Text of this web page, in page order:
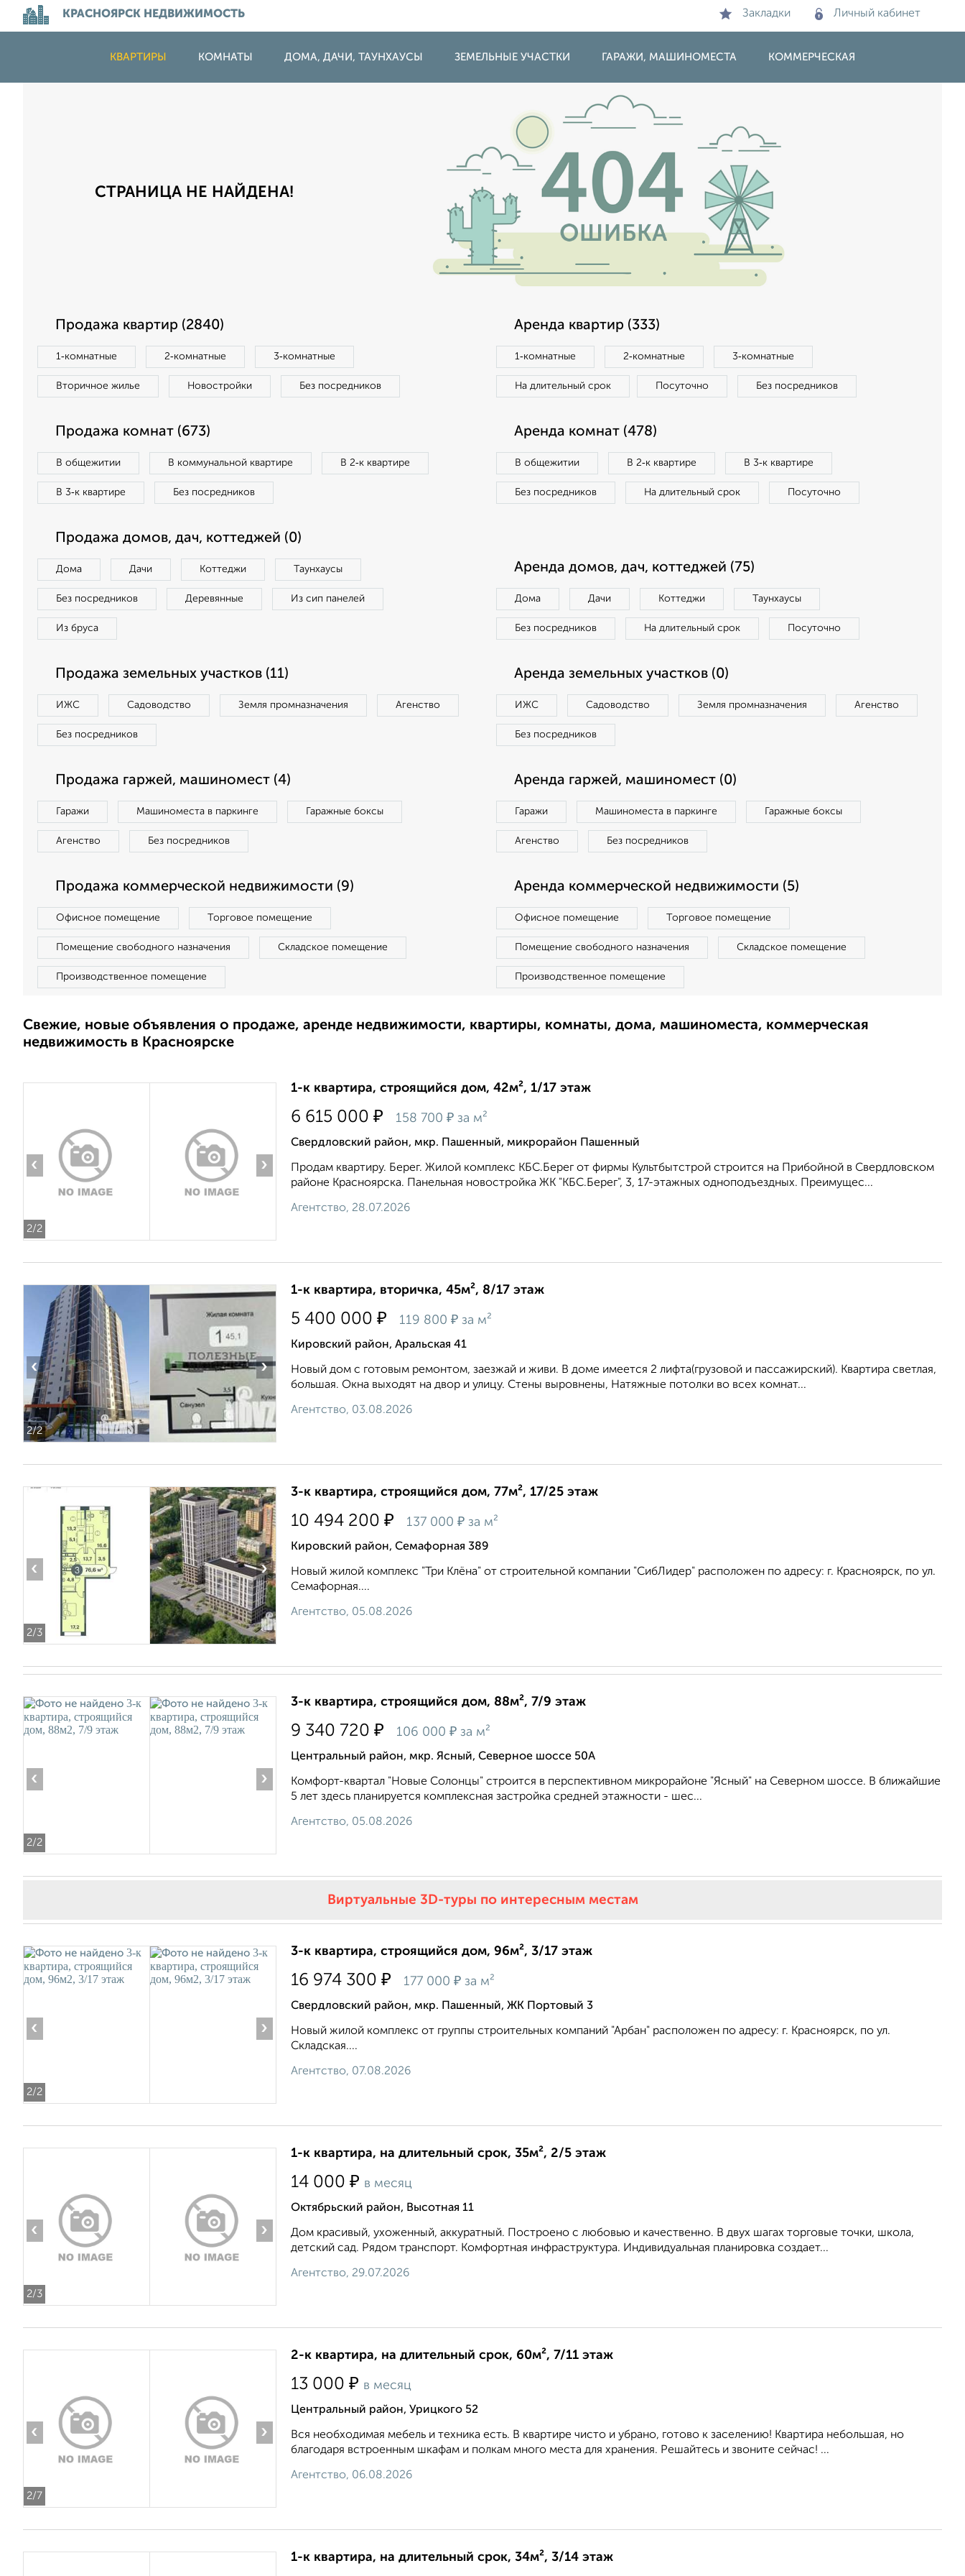
КРАСНОЯРСК НЕДВИЖИМОСТЬ Закладки Личный кабинет
КВАРТИРЫ КОМНАТЫ ДОМА, ДАЧИ, ТАУНХАУСЫ ЗЕМЕЛЬНЫЕ УЧАСТКИ ГАРАЖИ, МАШИНОМЕСТА КОММЕРЧЕСКАЯ
СТРАНИЦА НЕ НАЙДЕНА!
Продажа квартир (2840)
1‑комнатные 2‑комнатные 3‑комнатные
Вторичное жилье Новостройки Без посредников
Аренда квартир (333)
1‑комнатные 2‑комнатные 3‑комнатные
На длительный срок Посуточно Без посредников
Продажа комнат (673)
В общежитии В коммунальной квартире В 2‑к квартире
В 3‑к квартире Без посредников
Аренда комнат (478)
В общежитии В 2‑к квартире В 3‑к квартире
Без посредников На длительный срок Посуточно
Продажа домов, дач, коттеджей (0)
Дома Дачи Коттеджи Таунхаусы
Без посредников Деревянные Из сип панелей
Из бруса
Аренда домов, дач, коттеджей (75)
Дома Дачи Коттеджи Таунхаусы
Без посредников На длительный срок Посуточно
Продажа земельных участков (11)
ИЖС Садоводство Земля промназначения Агенство
Без посредников
Аренда земельных участков (0)
ИЖС Садоводство Земля промназначения Агенство
Без посредников
Продажа гаржей, машиномест (4)
Гаражи Машиноместа в паркинге Гаражные боксы
Агенство Без посредников
Аренда гаржей, машиномест (0)
Гаражи Машиноместа в паркинге Гаражные боксы
Агенство Без посредников
Продажа коммерческой недвижимости (9)
Офисное помещение Торговое помещение
Помещение свободного назначения Складское помещение
Производственное помещение
Аренда коммерческой недвижимости (5)
Офисное помещение Торговое помещение
Помещение свободного назначения Складское помещение
Производственное помещение
Свежие, новые объявления о продаже, аренде недвижимости, квартиры, комнаты, дома, машиноместа, коммерческая
недвижимость в Красноярске
2/2
‹ ›
1-к квартира, строящийся дом, 42м², 1/17 этаж
6 615 000 ₽ 158 700 ₽ за м²
Свердловский район, мкр. Пашенный, микрорайон Пашенный
Продам квартиру. Берег. Жилой комплекс КБС.Берег от фирмы Культбытстрой строится на Прибойной в Свердловском
районе Красноярска. Панельная новостройка ЖК "КБС.Берег", 3, 17-этажных одноподъездных. Преимущес...
Агентство, 28.07.2026
2/2
‹ ›
1-к квартира, вторичка, 45м², 8/17 этаж
5 400 000 ₽ 119 800 ₽ за м²
Кировский район, Аральская 41
Новый дом с готовым ремонтом, заезжай и живи. В доме имеется 2 лифта(грузовой и пассажирский). Квартира светлая,
большая. Окна выходят на двор и улицу. Стены выровнены, Натяжные потолки во всех комнат...
Агентство, 03.08.2026
2/3
‹ ›
3-к квартира, строящийся дом, 77м², 17/25 этаж
10 494 200 ₽ 137 000 ₽ за м²
Кировский район, Семафорная 389
Новый жилой комплекс "Три Клёна" от строительной компании "СибЛидер" расположен по адресу: г. Красноярск, по ул.
Семафорная....
Агентство, 05.08.2026
2/2
‹ ›
3-к квартира, строящийся дом, 88м², 7/9 этаж
9 340 720 ₽ 106 000 ₽ за м²
Центральный район, мкр. Ясный, Северное шоссе 50А
Комфорт-квартал "Новые Солонцы" строится в перспективном микрорайоне "Ясный" на Северном шоссе. В ближайшие
5 лет здесь планируется комплексная застройка средней этажности - шес...
Агентство, 05.08.2026
Виртуальные 3D-туры по интересным местам
2/2
‹ ›
3-к квартира, строящийся дом, 96м², 3/17 этаж
16 974 300 ₽ 177 000 ₽ за м²
Свердловский район, мкр. Пашенный, ЖК Портовый 3
Новый жилой комплекс от группы строительных компаний "Арбан" расположен по адресу: г. Красноярск, по ул.
Складская....
Агентство, 07.08.2026
2/3
‹ ›
1-к квартира, на длительный срок, 35м², 2/5 этаж
14 000 ₽ в месяц
Октябрьский район, Высотная 11
Дом красивый, ухоженный, аккуратный. Построено с любовью и качественно. В двух шагах торговые точки, школа,
детский сад. Рядом транспорт. Комфортная инфраструктура. Индивидуальная планировка создает...
Агентство, 29.07.2026
2/7
‹ ›
2-к квартира, на длительный срок, 60м², 7/11 этаж
13 000 ₽ в месяц
Центральный район, Урицкого 52
Вся необходимая мебель и техника есть. В квартире чисто и убрано, готово к заселению! Квартира небольшая, но
благодаря встроенным шкафам и полкам много места для хранения. Решайтесь и звоните сейчас! ...
Агентство, 06.08.2026
1-к квартира, на длительный срок, 34м², 3/14 этаж